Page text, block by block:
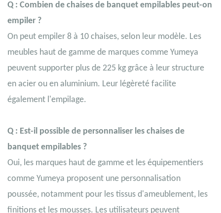
Q : Combien de chaises de banquet empilables peut-on
empiler ?
On peut empiler 8 à 10 chaises, selon leur modèle. Les
meubles haut de gamme de marques comme Yumeya
peuvent supporter plus de 225 kg grâce à leur structure
en acier ou en aluminium. Leur légèreté facilite
également l'empilage.
Q : Est-il possible de personnaliser les chaises de
banquet empilables ?
Oui, les marques haut de gamme et les équipementiers
comme Yumeya proposent une personnalisation
poussée, notamment pour les tissus d'ameublement, les
finitions et les mousses. Les utilisateurs peuvent